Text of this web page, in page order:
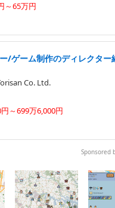
～65万円
/ゲーム制作のディレクタ
Co. Ltd.
～699万6,000円
Sponsored